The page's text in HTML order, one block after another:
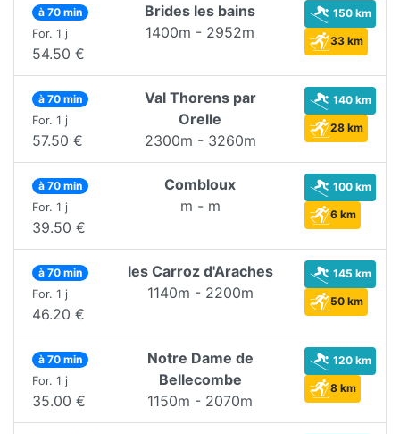
à 70 min
For. 1 j
54.50 €
Brides les bains
1400m - 2952m
150 km
33 km
à 70 min
For. 1 j
57.50 €
Val Thorens par
Orelle
2300m - 3260m
140 km
28 km
à 70 min
For. 1 j
39.50 €
Combloux
m - m
100 km
6 km
à 70 min
For. 1 j
46.20 €
les Carroz d'Araches
1140m - 2200m
145 km
50 km
à 70 min
For. 1 j
35.00 €
Notre Dame de
Bellecombe
1150m - 2070m
120 km
8 km